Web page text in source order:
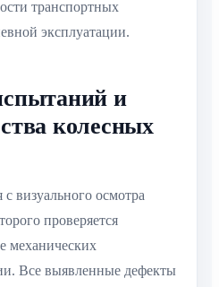
транспортных
эксплуатации.
и
колесных
визуального осмотра
проверяется
механических
Все выявленные дефекты